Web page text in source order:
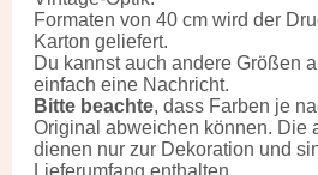
Formaten von 40 cm wird der
Karton geliefert.
Du kannst auch andere Größen
einfach eine Nachricht.
Bitte beachte, dass Farben je
Original abweichen können. Die
dienen nur zur Dekoration und
Lieferumfang enthalten.